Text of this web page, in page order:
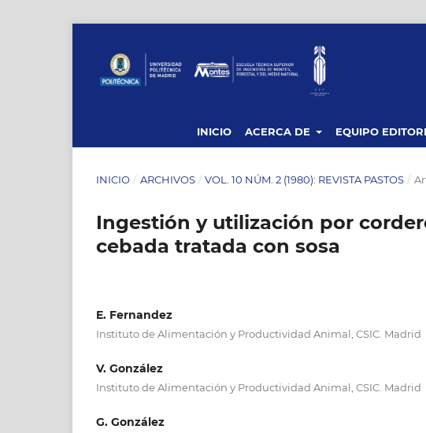
INICIO ACERCA DE EQUIPO
INICIO / ARCHIVOS / VOL. 10 NÚM. 2 (1980): REVISTA PASTOS /
Ingestión y utilización por
cebada tratada con sosa
E. Fernandez
Instituto de Alimentación y Productividad Animal, CSIC. Madrid
V. González
Instituto de Alimentación y Productividad Animal, CSIC. Madrid
G. González